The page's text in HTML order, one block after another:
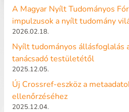
A Magyar Nyílt Tudományos
impulzusok a nyílt tudomány
2026.02.18.
Nyílt tudományos állásfoglalás
tanácsadó testületétől
2025.12.05.
Új Crossref-eszköz a
ellenőrzéséhez
2025.12.04.